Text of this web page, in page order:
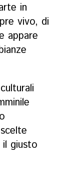
in
vivo, di
appare
giusto